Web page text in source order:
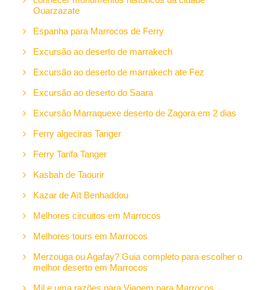
Ouarzazate
Espanha para Marrocos de Ferry
Excursão ao deserto de marrakech
Excursão ao deserto de marrakech ate Fez
Excursão ao deserto do Saara
Excursão Marraquexe deserto de Zagora em 2 dias
Ferry algeciras Tanger
Ferry Tarifa Tanger
Kasbah de Taourir
Kazar de Aït Benhaddou
Melhores circuitos em Marrocos
Melhores tours em Marrocos
Merzouga ou Agafay? Guia completo para escolher o
melhor deserto em Marrocos
Mil e uma razões para Viagem para Marrocos